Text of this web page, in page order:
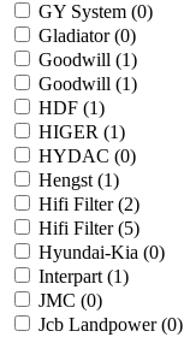
GY System (0)
Gladiator (0)
Goodwill (1)
Goodwill (1)
HDF (1)
HIGER (1)
HYDAC (0)
Hengst (1)
Hifi Filter (2)
Hifi Filter (5)
Hyundai-Kia (0)
Interpart (1)
JMC (0)
Jcb Landpower (0)